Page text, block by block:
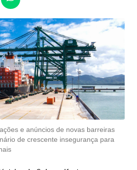
e anúncios de novas barreiras
de crescente insegurança para